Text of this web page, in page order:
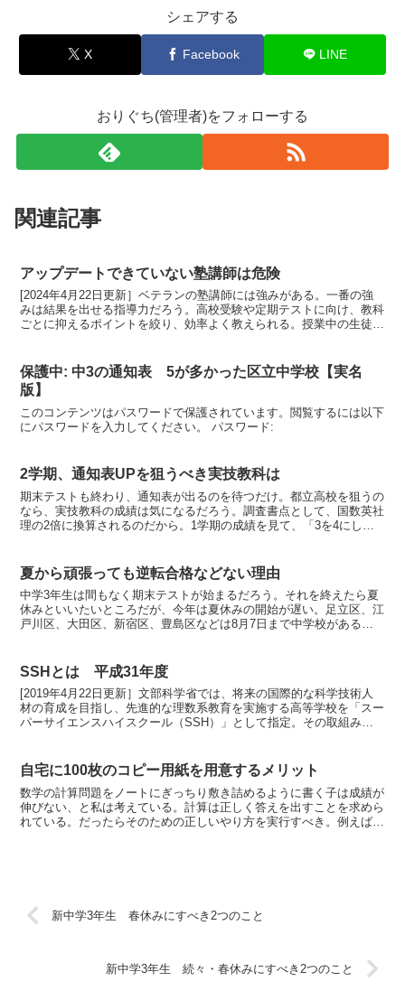
シェアする
X Facebook LINE
おりぐち(管理者)をフォローする
関連記事
アップデートできていない塾講師は危険
[2024年4月22日更新］ベテランの塾講師には強みがある。一番の強
みは結果を出せる指導力だろう。高校受験や定期テストに向け、教科
ごとに抑えるポイントを絞り、効率よく教えられる。授業中の生徒の
保護中: 中3の通知表 5が多かった区立中学校【実名
版】
このコンテンツはパスワードで保護されています。閲覧するには以下
にパスワードを入力してください。 パスワード:
2学期、通知表UPを狙うべき実技教科は
期末テストも終わり、通知表が出るのを待つだけ。都立高校を狙うの
なら、実技教科の成績は気になるだろう。調査書点として、国数英社
理の2倍に換算されるのだから。1学期の成績を見て、「3を4にしよ
夏から頑張っても逆転合格などない理由
中学3年生は間もなく期末テストが始まるだろう。それを終えたら夏
休みといいたいところだが、今年は夏休みの開始が遅い。足立区、江
戸川区、大田区、新宿区、豊島区などは8月7日まで中学校がある。
SSHとは 平成31年度
[2019年4月22日更新］文部科学省では、将来の国際的な科学技術人
材の育成を目指し、先進的な理数系教育を実施する高等学校を「スー
パーサイエンスハイスクール（SSH）」として指定。その取組みを
自宅に100枚のコピー用紙を用意するメリット
数学の計算問題をノートにぎっちり敷き詰めるように書く子は成績が
伸びない、と私は考えている。計算は正しく答えを出すことを求めら
れている。だったらそのための正しいやり方を実行すべき。例えば1
新中学3年生 春休みにすべき2つのこと
新中学3年生 続々・春休みにすべき2つのこと